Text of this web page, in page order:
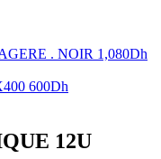
. NOIR 1,080Dh
600Dh
12U